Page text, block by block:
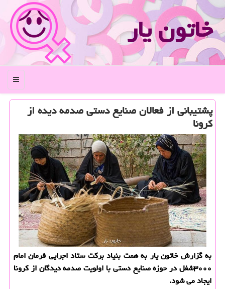
خاتون یار
منو
پشتیبانی از فعالان صنایع دستی صدمه دیده از
كرونا
به گزارش خاتون یار به همت بنیاد برکت ستاد اجرایی فرمان امام
۳۰۰۰شغل در حوزه صنایع دستی با اولویت صدمه دیدگان از کرونا
ایجاد می شود.